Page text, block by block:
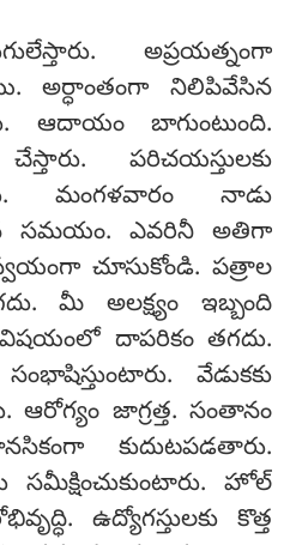
అప్రయత్నంగా
అర్ధాంతంగా నిలిపివేసిన
ఆదాయం బాగుంటుంది.
పరిచయస్తులకు
మంగళవారం నాడు
సమయం. ఎవరినీ అతిగా
చూసుకోండి. పత్రాల
మీ అలక్ష్యం ఇబ్బంది
విషయంలో దాపరికం తగదు.
వేడుకకు
ఆరోగ్యం జాగ్రత్త. సంతానం
కుదుటపడతారు.
హోల్
ఉద్యోగస్తులకు కొత్త